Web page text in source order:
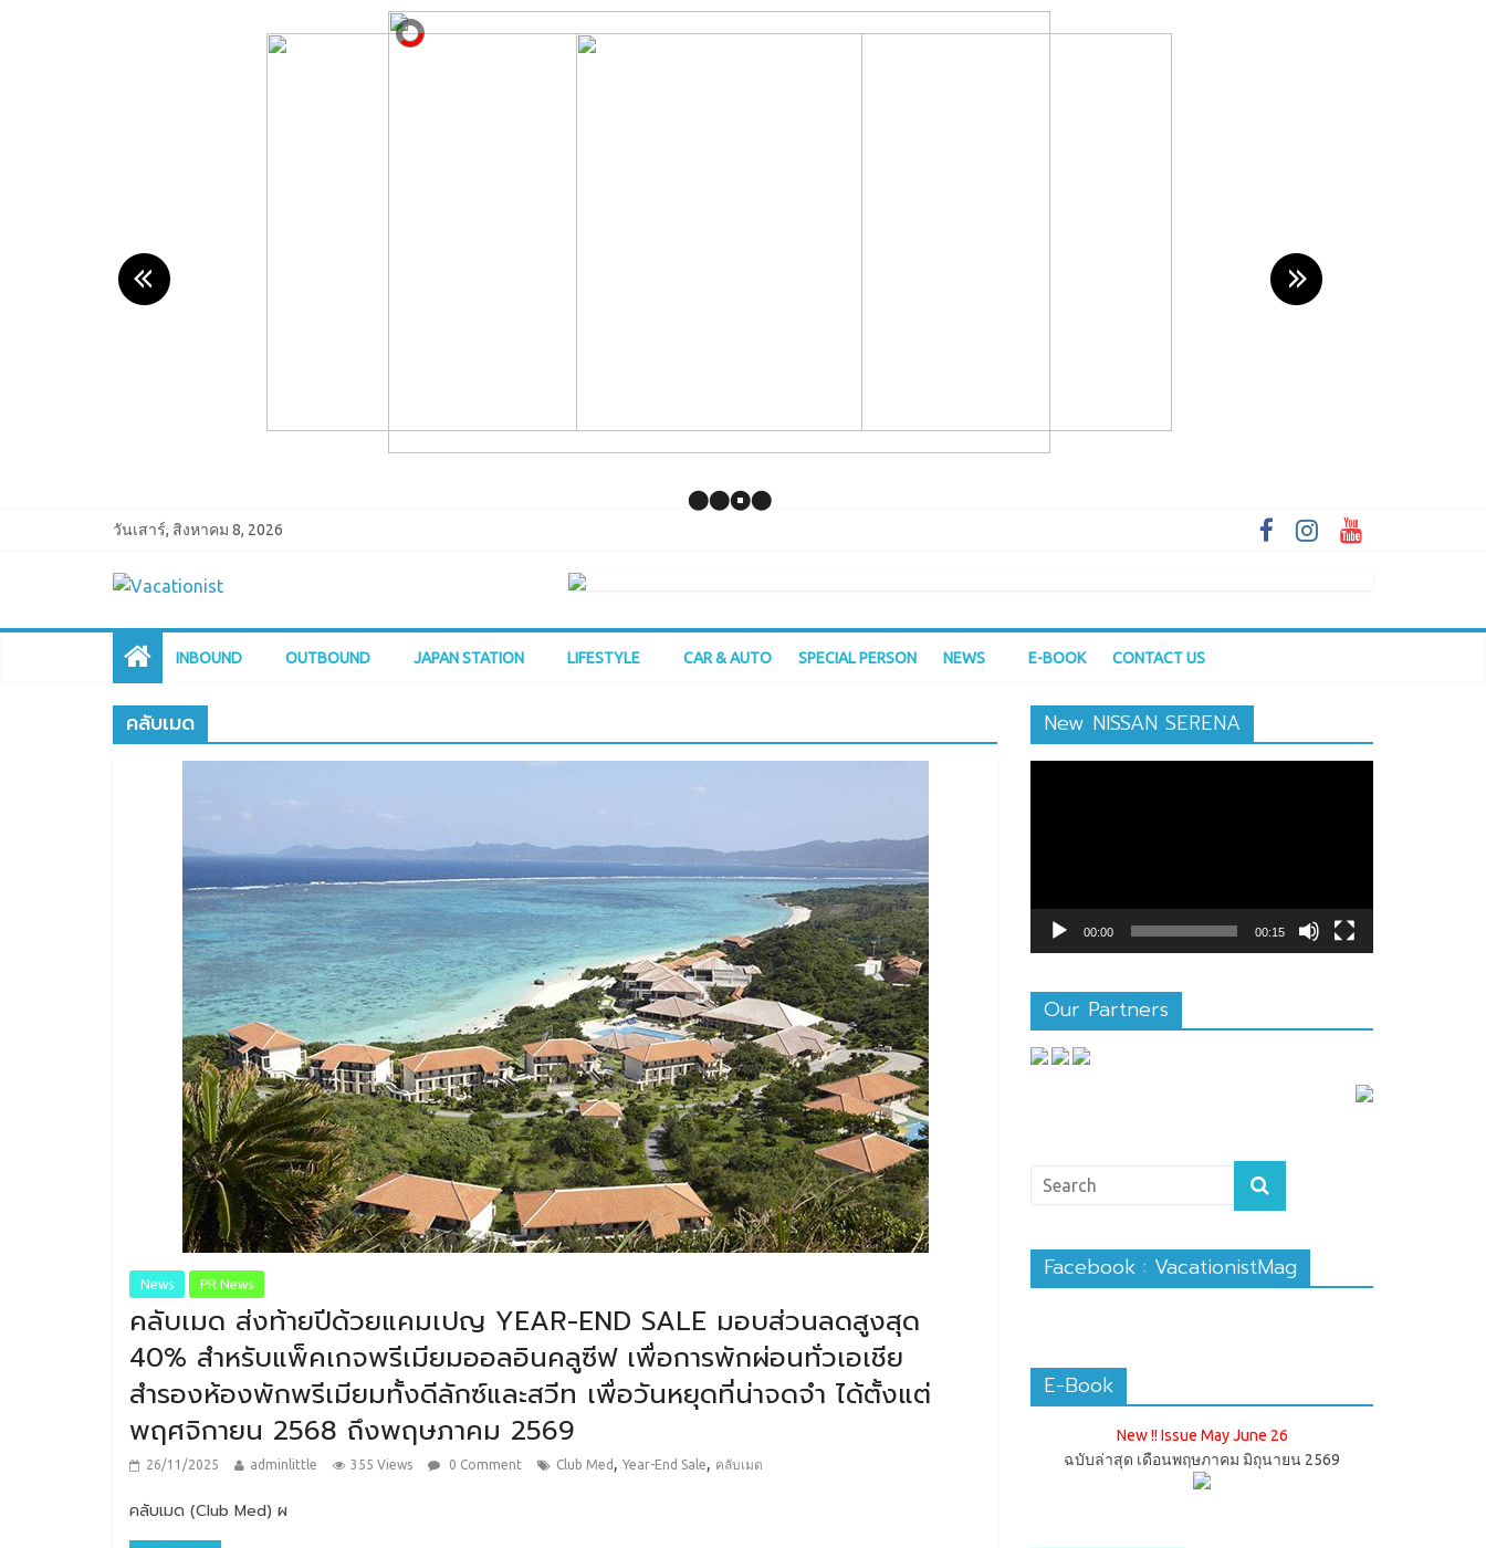
วันเสาร์, สิงหาคม 8, 2026
INBOUND OUTBOUND JAPAN STATION LIFESTYLE CAR & AUTO SPECIAL PERSON NEWS E-BOOK CONTACT US
คลับเมด
News PR News
คลับเมด ส่งท้ายปีด้วยแคมเปญ YEAR-END SALE มอบส่วนลดสูงสุด
40% สำหรับแพ็คเกจพรีเมียมออลอินคลูซีฟ เพื่อการพักผ่อนทั่วเอเชีย
สำรองห้องพักพรีเมียมทั้งดีลักซ์และสวีท เพื่อวันหยุดที่น่าจดจำ ได้ตั้งแต่
พฤศจิกายน 2568 ถึงพฤษภาคม 2569
26/11/2025 adminlittle 355 Views 0 Comment Club Med , Year-End Sale, คลับเมด
คลับเมด (Club Med) ผ
New NISSAN SERENA
00:00 00:15
Our Partners
Facebook : VacationistMag
E-Book
New !! Issue May June 26
ฉบับล่าสุด เดือนพฤษภาคม มิถุนายน 2569